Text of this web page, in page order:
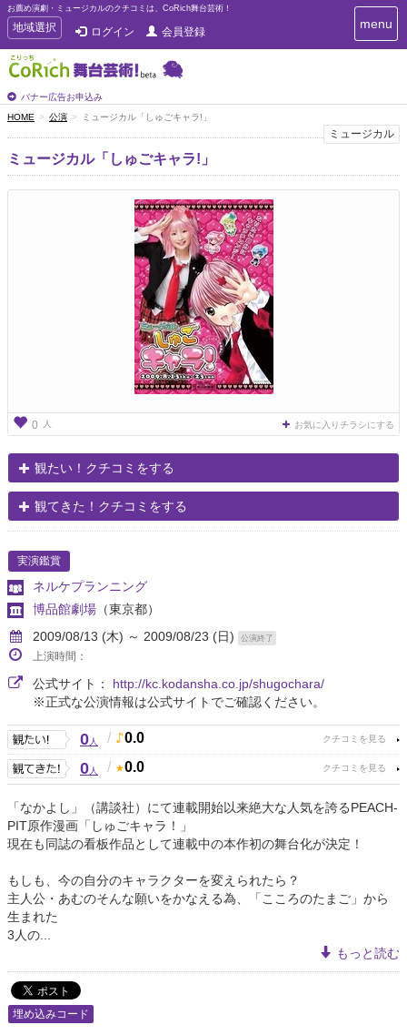
お薦め演劇・ミュージカルのクチコミは、CoRich舞台芸術！
T
o
g
g
e
n
a
v
i
地域選択 ログイン 会員登録
バナー広告お申込み
T
o
n
i
menu
HOME 公演 ミュージカル「しゅごキャラ!」
ミュージカル
ミュージカル「しゅごキャラ!」
0 人 お気に入りチラシにする
観たい！クチコミをする
観てきた！クチコミをする
実演鑑賞
ネルケプランニング
博品館劇場 （東京都）
2009/08/13 (木) ～ 2009/08/23 (日)
公演終了
上演時間：
公式サイト： http://kc.kodansha.co.jp/shugochara/
※正式な公演情報は公式サイトでご確認ください。
0人 / 0.0
0人 / 0.0
「なかよし」（講談社）にて連載開始以来絶大な人気を誇るPEACH-
PIT原作漫画「しゅごキャラ！」
現在も同誌の看板作品として連載中の本作初の舞台化が決定！
もしも、今の自分のキャラクターを変えられたら？
主人公・あむのそんな願いをかなえる為、「こころのたまご」から
生まれた
3人の...
もっと読む
埋め込みコード